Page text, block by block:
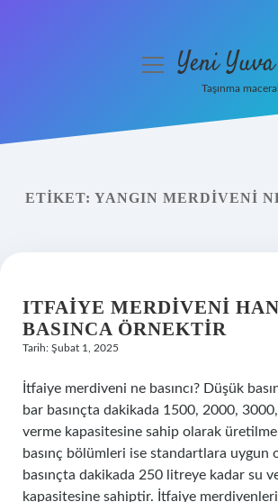
Yasal Uyarı
menüyüYeni
Taşınma
ETIKET: YANGIN MERDIVENI
ITFAIYE MERDIVENI
BASINCA ÖRNEKTIR
Tarih: Şubat 1, 2025
İtfaiye merdiveni ne basıncı? Düşük
bar basınçta dakikada 1500, 2000,
verme kapasitesine sahip olarak
basınç bölümleri ise standartlara uygun
basınçta dakikada 250 litreye kadar su
kapasitesine sahiptir. İtfaiye